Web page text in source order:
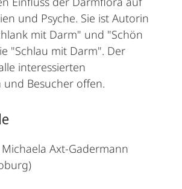
und Psyche. Sie ist Autorin
mit Darm" und "Schön
"Schlau mit Darm". Der
interessierten
und Besucher offen.
Axt-Gadermann